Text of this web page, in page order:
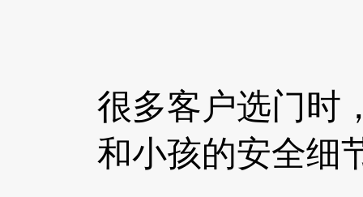
很多客户选门时
和小孩的安全细